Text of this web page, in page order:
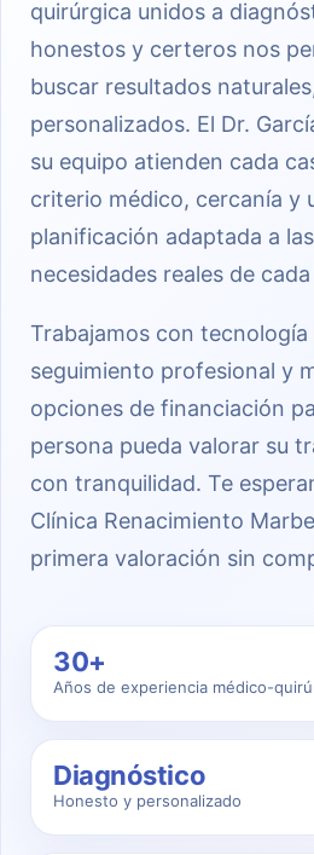
quirúrgica unidos a
honestos y certeros nos
buscar resultados
personalizados. El Dr.
su equipo atienden cada
criterio médico, cercanía y
planificación adaptada a las
necesidades reales de
Trabajamos con tecnología
seguimiento profesional y
opciones de financiación
persona pueda valorar su
con tranquilidad. Te
Clínica Renacimiento
primera valoración sin
30+
Años de experiencia médico-
Diagnóstico
Honesto y personalizado